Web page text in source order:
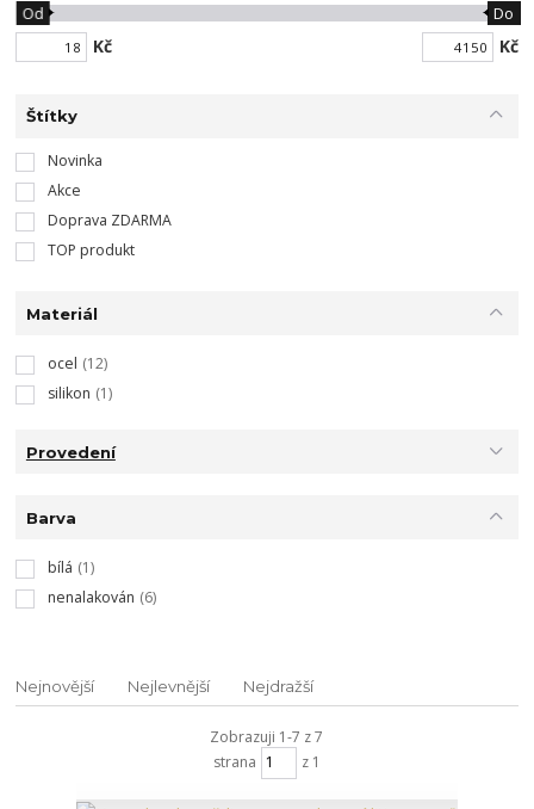
Kč
Od Do
Kč
Štítky
Novinka
Akce
Doprava ZDARMA
TOP produkt
Materiál
ocel (12)
silikon (1)
Provedení
Barva
bílá (1)
nenalakován (6)
Nejnovější Nejlevnější Nejdražší
Zobrazuji 1-7 z 7
strana
z 1